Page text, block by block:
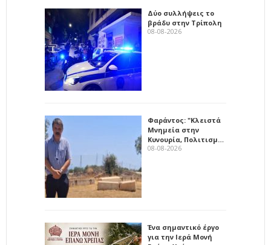
Δύο συλλήψεις το
βράδυ στην Τρίπολη
08-08-2026
Φαράντος: "Κλειστά
Μνημεία στην
Κυνουρία, Πολιτισμ…
08-08-2026
Ένα σημαντικό έργο
για την Ιερά Μονή